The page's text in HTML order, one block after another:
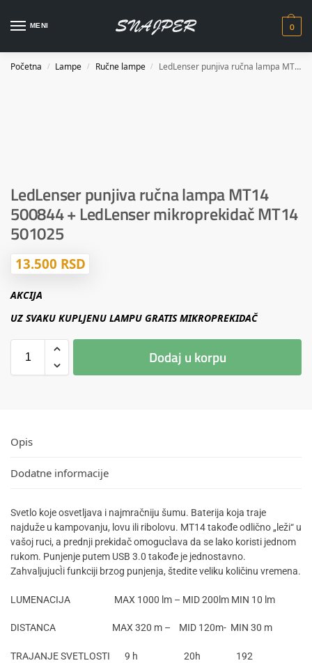
MENI 0
Početna / Lampe / Ručne lampe / LedLenser punjiva ručna lampa MT14 500844 + LedLenser mikroprekidač MT14 501025
LedLenser punjiva ručna lampa MT14
500844 + LedLenser mikroprekidač MT14
501025
13.500 RSD
AKCIJA
UZ SVAKU KUPLJENU LAMPU GRATIS MIKROPREKIDAČ
Dodaj u korpu
Opis
Dodatne informacije
Svetlo koje osvetljava i najmračniju šumu. Baterija koja traje
najduže u kampovanju, lovu ili ribolovu. MT14 takođe odlično „leži“ u
vašoj ruci, a prednji prekidač omogucÌava da se lako koristi jednom
rukom. Punjenje putem USB 3.0 takođe je jednostavno.
ZahvaljujucÌi funkciji brzog punjenja, štedite veliku količinu vremena.
LUMENACIJA MAX 1000 lm – MID 200lm MIN 10 lm
DISTANCA MAX 320 m – MID 120m- MIN 30 m
TRAJANJE SVETLOSTI 9 h 20h 192